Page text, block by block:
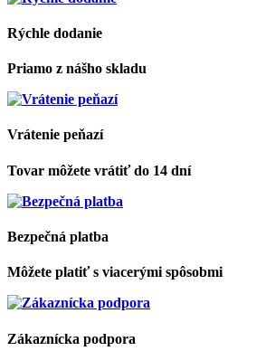
Rýchle dodanie
Priamo z nášho skladu
Vrátenie peňazí
Tovar môžete vrátiť do 14 dní
Bezpečná platba
Môžete platiť s viacerými spôsobmi
Zákaznícka podpora